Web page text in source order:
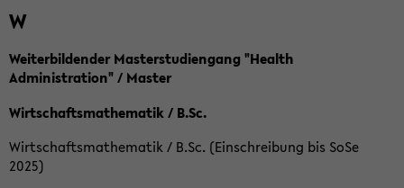
W
Weiterbildender Masterstudiengang "Health
Administration" / Master
Wirtschaftsmathematik / B.Sc.
Wirtschaftsmathematik / B.Sc. (Einschreibung bis SoSe
2025)